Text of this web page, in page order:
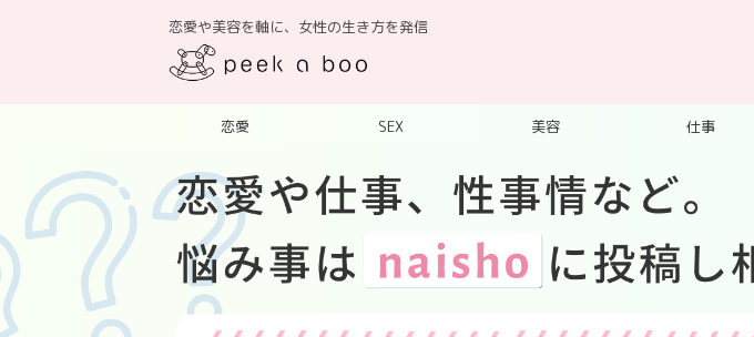
恋愛や美容を軸に、女性の生き方を発信
恋愛 SEX 美容 仕事